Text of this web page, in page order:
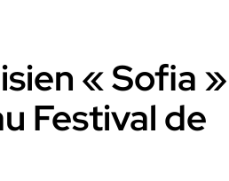
« Sofia
Festival de